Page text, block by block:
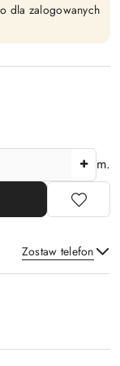
dla zalogowanych
m.
Zostaw telefon